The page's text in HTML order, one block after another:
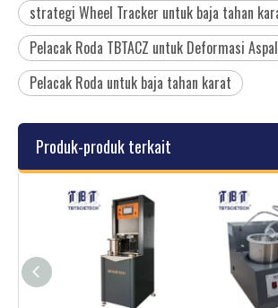
strategi Wheel Tracker untuk baja tahan
Pelacak Roda TBTACZ untuk Deformasi Aspal
Pelacak Roda untuk baja tahan karat
Produk-produk terkait